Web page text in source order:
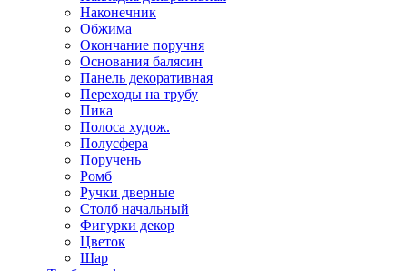
Наконечник
Обжима
Окончание поручня
Основания балясин
Панель декоративная
Переходы на трубу
Пика
Полоса худож.
Полусфера
Поручень
Ромб
Ручки дверные
Столб начальный
Фигурки декор
Цветок
Шар